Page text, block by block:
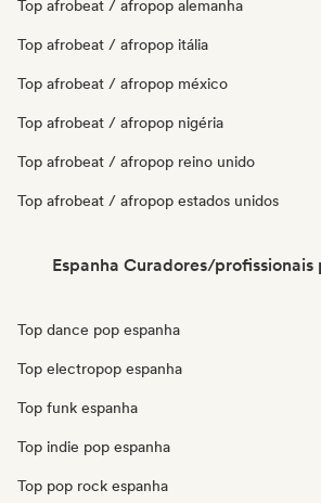
Top afrobeat / afropop alemanha
Top afrobeat / afropop itália
Top afrobeat / afropop méxico
Top afrobeat / afropop nigéria
Top afrobeat / afropop reino unido
Top afrobeat / afropop estados unidos
Espanha Curadores/profissionais
Top dance pop espanha
Top electropop espanha
Top funk espanha
Top indie pop espanha
Top pop rock espanha